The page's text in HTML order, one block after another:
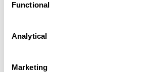
Functional
Analytical
Marketing